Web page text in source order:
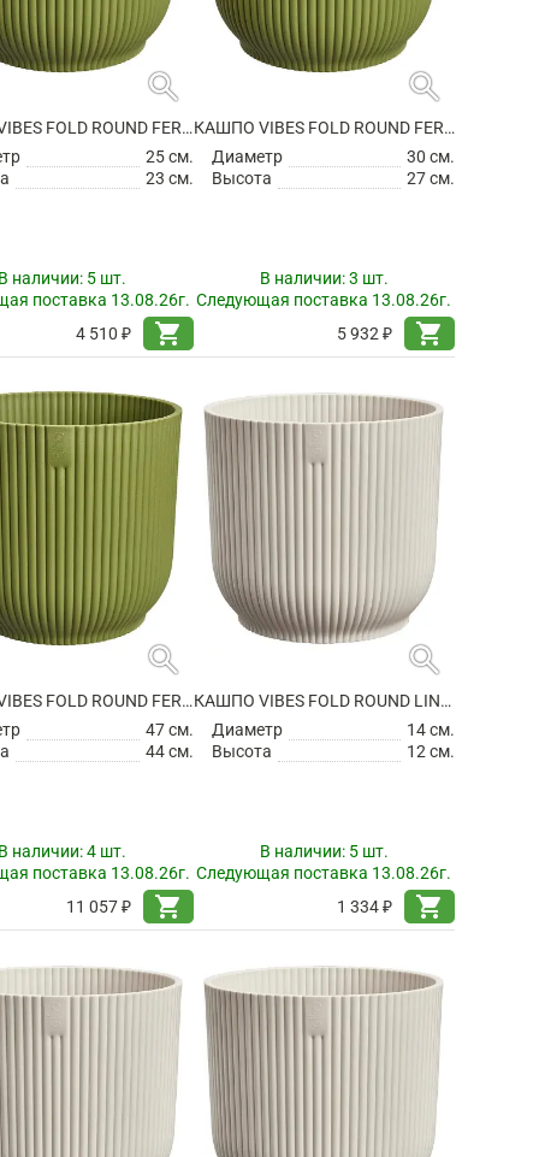
search
КАШПО VIBES FOLD ROUND FERN GREEN
25 см.
23 см.
наличии: 5 шт.
поставка 13.08.26г.
4 510 ₽
shopping_cart
search
КАШПО VIBES FOLD ROUND FERN GREEN
Диаметр
30 см.
Высота
27 см.
В наличии:3 шт.
Следующая поставка 13.08.26г.
5 932 ₽
shopping_cart
search
КАШПО VIBES FOLD ROUND FERN GREEN
47 см.
44 см.
наличии:4 шт.
поставка 13.08.26г.
11 057 ₽
shopping_cart
search
КАШПО VIBES FOLD ROUND LINEN WHITE
Диаметр
14 см.
Высота
12 см.
В наличии: 5 шт.
Следующая поставка 13.08.26г.
1 334 ₽
shopping_cart